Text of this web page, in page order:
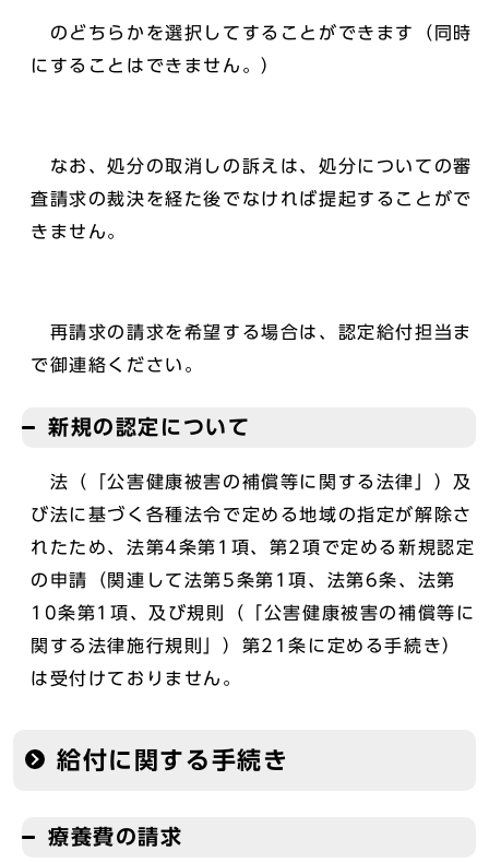
のどちらかを選択してすることができます（同時
にすることはできません。）
なお、処分の取消しの訴えは、処分についての審
査請求の裁決を経た後でなければ提起することがで
きません。
再請求の請求を希望する場合は、認定給付担当ま
で御連絡ください。
新規の認定について
法（「公害健康被害の補償等に関する法律」）及
び法に基づく各種法令で定める地域の指定が解除さ
れたため、法第4条第1項、第2項で定める新規認定
の申請（関連して法第5条第1項、法第6条、法第
10条第1項、及び規則（「公害健康被害の補償等に
関する法律施行規則」）第21条に定める手続き）
は受付けておりません。
給付に関する手続き
療養費の請求